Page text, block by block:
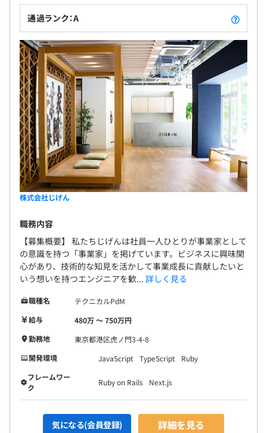
従業員数（単体）：226名（2026年3月末時点）
内エンジニア30名程度で構成されています。
平均2名～3名で開発を行っております。
通過ランク：A
株式会社じげん
職務内容
【募集概要】 私たちじげんは社員一人ひとりが事業家として
の意識を持つ「事業家」を掲げています。ビジネスに興味関
心があり、技術的な知見を活かして事業成長に貢献したいと
いう想いを持つエンジニアを歓... 詳しく見る
職種名
テクニカルPdM
給与
480万 〜 750万円
勤務地
東京都港区虎ノ門3-4-8
開発環境
JavaScript TypeScript
Ruby
フレームワー
ク
Ruby on Rails Next.js
気になる(会員登録) 詳細を見る